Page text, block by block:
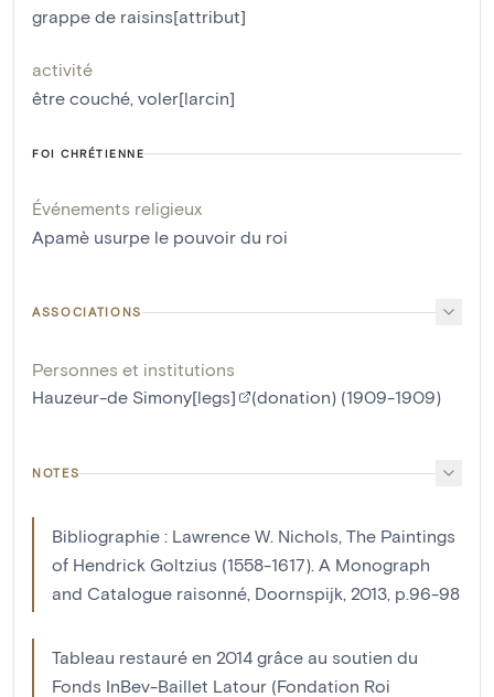
grappe de raisins[attribut]
activité
être couché, voler[larcin]
FOI CHRÉTIENNE
Événements religieux
Apamè usurpe le pouvoir du roi
ASSOCIATIONS
Personnes et institutions
Hauzeur-de Simony[legs]
(donation) (1909-1909)
NOTES
Bibliographie : Lawrence W. Nichols, The Paintings
of Hendrick Goltzius (1558-1617). A Monograph
and Catalogue raisonné, Doornspijk, 2013, p.96-98
Tableau restauré en 2014 grâce au soutien du
Fonds InBev-Baillet Latour (Fondation Roi